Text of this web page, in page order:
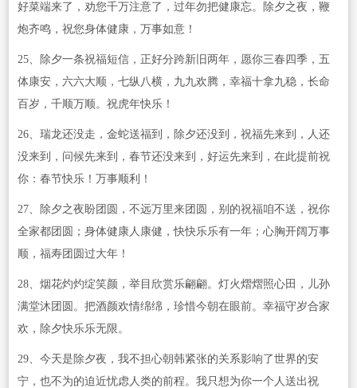
好菜端来了，劝您千万注意了，过年勿把健康忘。除夕之夜，鞭
炮齐鸣，祝您身体健康，万事如意！
25、除夕一条祝福短信，正好分跨新旧两年，愿你三春四季，五
体康安，六六大顺，七纵八横，九九欢腾，幸福十拿九稳，长命
百岁，千顺万顺。祝虎年快乐！
26、瑞龙还没走，金蛇送福到，除夕还没到，祝福先来到，人还
没来到，问候先来到，春节还没来到，好运先来到，在此提前祝
你：春节快乐！万事顺利！
27、除夕之夜盼团圆，不远万里来团圆，别的祝福咱不送，祝你
全家都团圆；身体健康人康健，快快乐乐有一年；心胸开阔万事
顺，福寿团圆过大年！
28、烟花灼灼绽笑颜，举目欣赏乐翩翩。灯火熠熠照心田，儿孙
满堂沐团圆。把酒颜欢情绵绵，珍惜今朝在眼前。幸福守岁合家
欢，除夕快乐乐无限。
29、今天是除夕夜，我不担心朝韩紧张的关系影响了世界的安
宁，也不为的迫近忧虑人类的前程。我只想为你一个人送出祝